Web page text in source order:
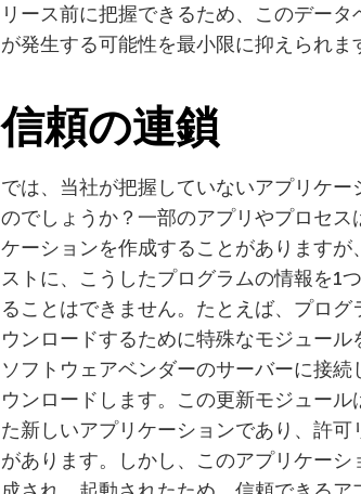
リース前に把握できるため、このデータ
が発生する可能性を最小限に抑えられま
信頼の連鎖
では、当社が把握していないアプリケー
のでしょうか？一部のアプリやプロセス
ケーションを作成することがありますが
ストに、こうしたプログラムの情報を1
ることはできません。たとえば、プログ
ウンロードするために特殊なモジュー
ソフトウェアベンダーのサーバーに接
ウンロードします。この更新モジュー
た新しいアプリケーションであり、許
があります。しかし、このアプリケー